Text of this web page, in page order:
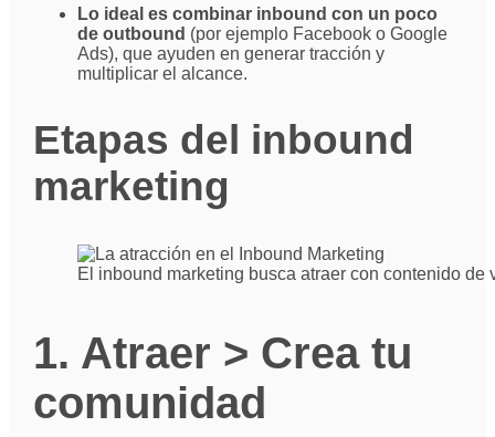
Lo ideal es combinar inbound con un poco
de outbound (por ejemplo Facebook o Google
Ads), que ayuden en generar tracción y
multiplicar el alcance.
Etapas del inbound
marketing
El inbound marketing busca atraer con contenido
1. Atraer > Crea tu
comunidad